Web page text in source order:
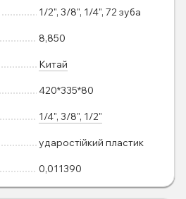
1/2", 3/8", 1/4", 72 зуба
8,850
Китай
420*335*80
1/4", 3/8", 1/2"
ударостійкий пластик
0,011390